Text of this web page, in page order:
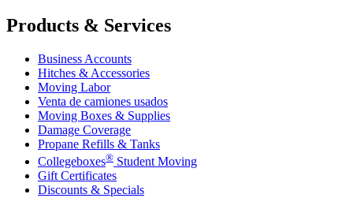
Products & Services
Business Accounts
Hitches & Accessories
Moving Labor
Venta de camiones usados
Moving Boxes & Supplies
Damage Coverage
Propane Refills & Tanks
Collegeboxes® Student Moving
Gift Certificates
Discounts & Specials